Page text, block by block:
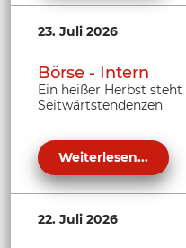
23. Juli 2026
Börse - Intern
Ein heißer Herbst
Seitwärtstendenzen
Weiterlesen...
22. Juli 2026